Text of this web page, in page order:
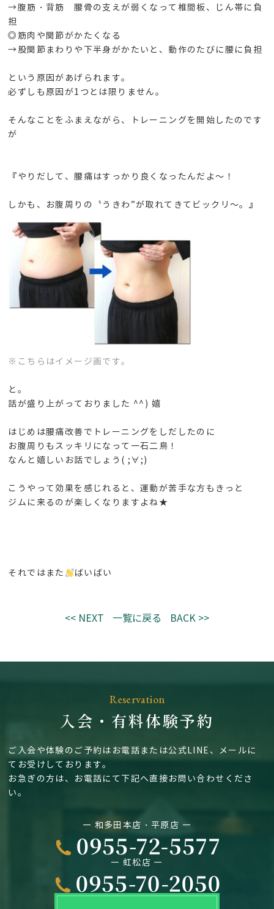
→腹筋・背筋 腰骨の支えが弱くなって椎間板、じん帯に負
担
◎筋肉や関節がかたくなる
→股関節まわりや下半身がかたいと、動作のたびに腰に負担
という原因があげられます。
必ずしも原因が1つとは限りません。
そんなことをふまえながら、トレーニングを開始したのです
が
『やりだして、腰痛はすっかり良くなったんだよ～！
しかも、お腹周りの〝うきわ”が取れてきてビックリ～。』
※こちらはイメージ画です。
と。
話が盛り上がっておりました ^^) 嬉
はじめは腰痛改善でトレーニングをしだしたのに
お腹周りもスッキリになって一石二鳥！
なんと嬉しいお話でしょう( ;∀;)
こうやって効果を感じれると、運動が苦手な方もきっと
ジムに来るのが楽しくなりますよね★
それではまた ばいばい
<< NEXT 一覧に戻る BACK >>
Reservation
入会・有料体験予約
ご入会や体験のご予約はお電話または公式LINE、メールに
てお受けしております。
お急ぎの方は、お電話にて下記へ直接お問い合わせくださ
い。
― 和多田本店・平原店 ―
― 虹松店 ―